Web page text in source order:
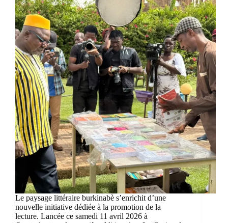
Le paysage littéraire burkinabè s’enrichit d’une
nouvelle initiative dédiée à la promotion de la
lecture. Lancée ce samedi 11 avril 2026 à